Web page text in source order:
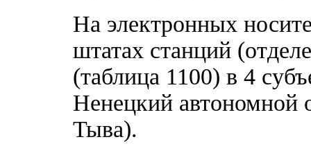
На электронных
штатах станций
(таблица 1100) в 4
Ненецкий автономной
Тыва).